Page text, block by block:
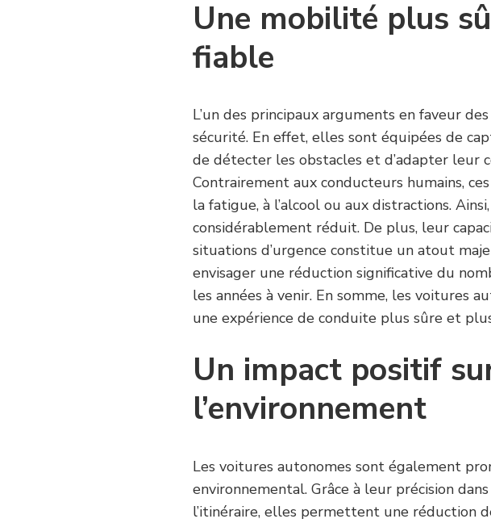
Une mobilité plus
fiable
L’un des principaux arguments en faveur
sécurité. En effet, elles sont équipées de
de détecter les obstacles et d’adapter leur
Contrairement aux conducteurs humains,
la fatigue, à l’alcool ou aux distractions.
considérablement réduit. De plus, leur
situations d’urgence constitue un atout
envisager une réduction significative du
les années à venir. En somme, les voitures
une expérience de conduite plus sûre et
Un impact positif
l’environnement
Les voitures autonomes sont également
environnemental. Grâce à leur précision
l’itinéraire, elles permettent une réduction